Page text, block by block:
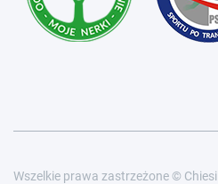
Wszelkie prawa zastrzeżone ©